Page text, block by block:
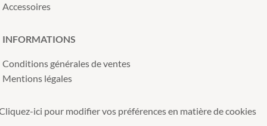
Accessoires
INFORMATIONS
Conditions générales de ventes
Mentions légales
ici pour modifier vos préférences en matière de cookies